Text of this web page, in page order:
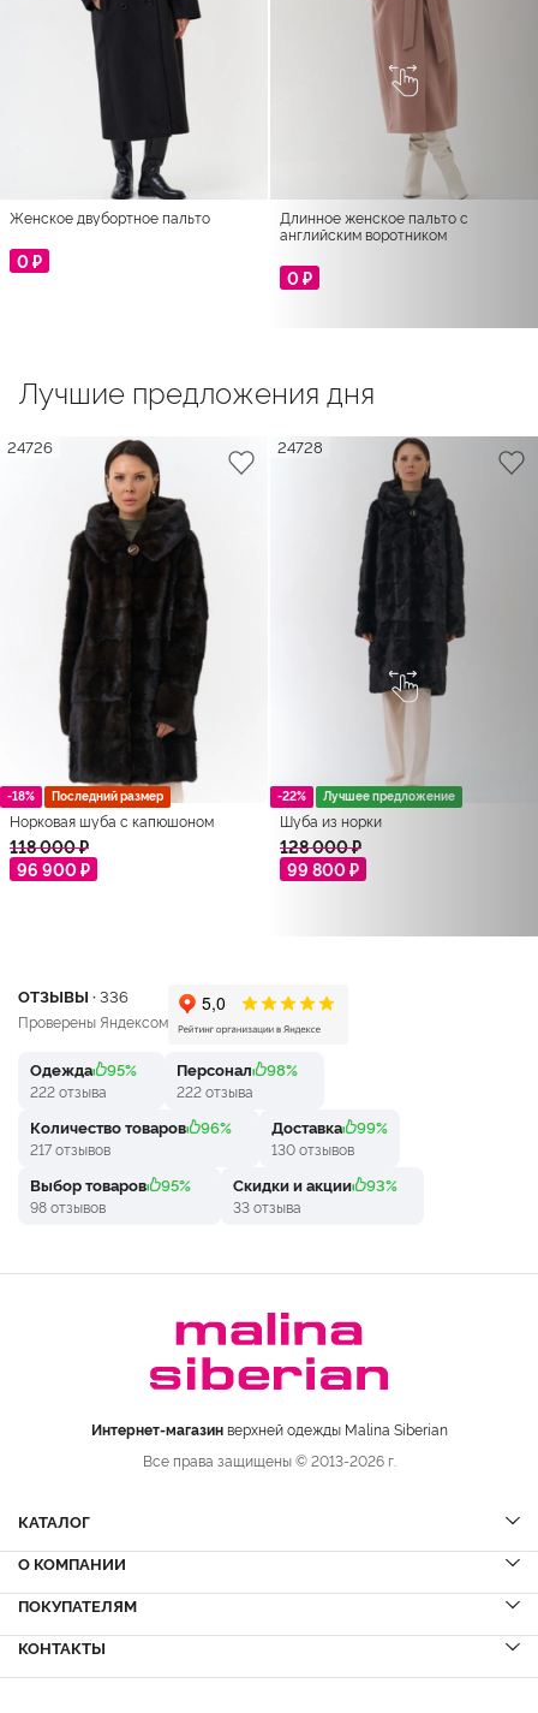
Женское двубортное пальто
0 ₽
Длинное женское пальто с
английским воротником
0 ₽
Лучшие предложения дня
-18% Последний размер
24726
Норковая шуба с капюшоном
118 000 ₽
96 900 ₽
-22% Лучшее предложение
24728
Шуба из норки
128 000 ₽
99 800 ₽
ОТЗЫВЫ ·336
Проверены Яндексом
Одежда 95%
222 отзыва
Персонал 98%
222 отзыва
Количество товаров 96%
217 отзывов
Доставка 99%
130 отзывов
Выбор товаров 95%
98 отзывов
Скидки и акции 93%
33 отзыва
Интернет-магазинверхней одежды Malina Siberian
Все права защищены © 2013-2026 г.
КАТАЛОГ
Шубы
Шубы из норки
Шубы из куницы
Дубленки
О КОМПАНИИ
Вопрос-ответ
Сервисный центр
ПОКУПАТЕЛЯМ
Акции
Доставка и оплата
КОНТАКТЫ